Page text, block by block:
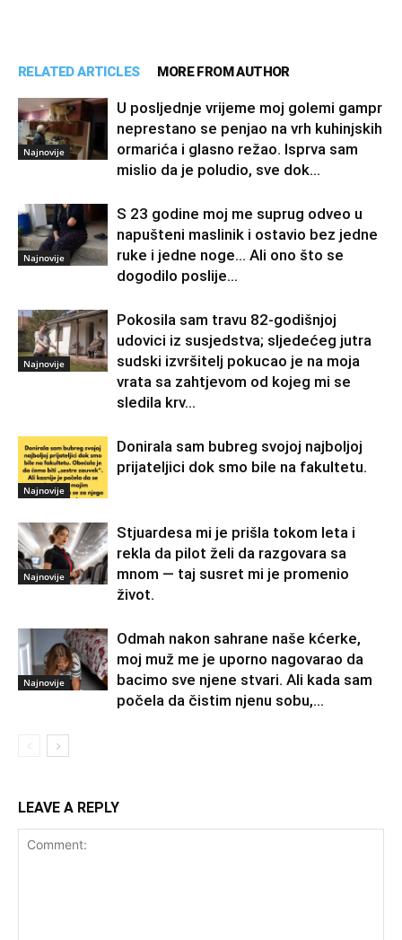
RELATED ARTICLES MORE FROM AUTHOR
Najnovije
U posljednje vrijeme moj golemi gampr
neprestano se penjao na vrh kuhinjskih
ormarića i glasno režao. Isprva sam
mislio da je poludio, sve dok...
Najnovije
S 23 godine moj me suprug odveo u
napušteni maslinik i ostavio bez jedne
ruke i jedne noge… Ali ono što se
dogodilo poslije...
Najnovije
Pokosila sam travu 82-godišnjoj
udovici iz susjedstva; sljedećeg jutra
sudski izvršitelj pokucao je na moja
vrata sa zahtjevom od kojeg mi se
sledila krv...
Najnovije
Donirala sam bubreg svojoj najboljoj
prijateljici dok smo bile na fakultetu.
Najnovije
Stjuardesa mi je prišla tokom leta i
rekla da pilot želi da razgovara sa
mnom — taj susret mi je promenio
život.
Najnovije
Odmah nakon sahrane naše kćerke,
moj muž me je uporno nagovarao da
bacimo sve njene stvari. Ali kada sam
počela da čistim njenu sobu,...
LEAVE A REPLY